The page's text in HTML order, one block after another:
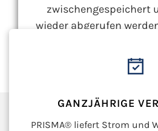
zwischengespeichert
wieder abgerufen
GANZJÄHRIGE
PRISMA® liefert Strom und